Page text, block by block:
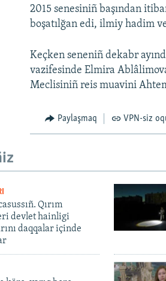
2015 senesiniñ başından
boşatılğan edi, ilmiy hadim
Keçken seneniñ dekabr
vazifesinde Elmira
Meclisiniñ reis muavini
Paylaşmaq VPN-siz
Qırım
devlet hainligi
daqqalar içinde